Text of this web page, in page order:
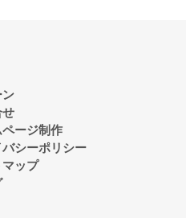
ン
せ
ージ制作
バシーポリシー
ップ